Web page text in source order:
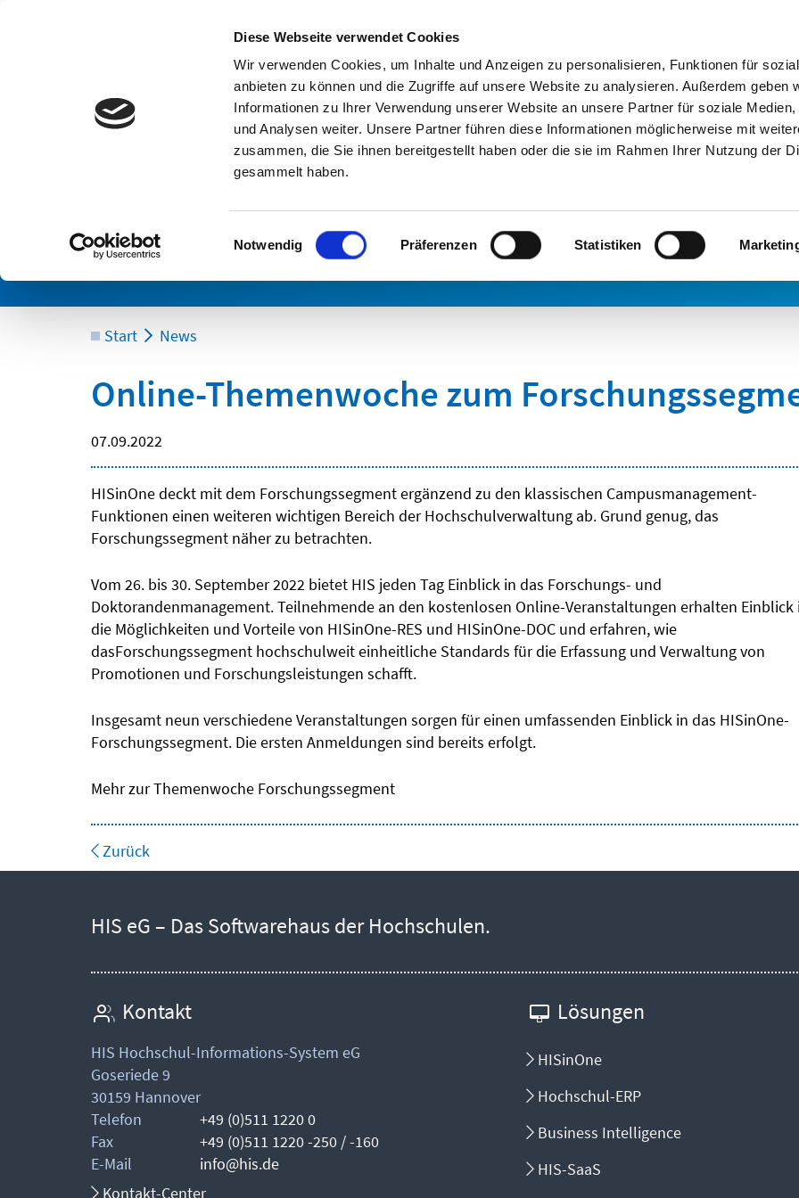
Diese Webseite verwendet Cookies
Wir verwenden Cookies, um Inhalte und Anzeigen zu personalisieren, Funktionen für
anbieten zu können und die Zugriffe auf unsere Website zu analysieren. Außerdem geben
Informationen zu Ihrer Verwendung unserer Website an unsere Partner für soziale Medien,
und Analysen weiter. Unsere Partner führen diese Informationen möglicherweise mit
zusammen, die Sie ihnen bereitgestellt haben oder die sie im Rahmen Ihrer Nutzung der
gesammelt haben.
Einwilligungsauswahl
Notwendig Präferenzen Statistiken
Lösungen News Events & Schulungen
Aktuelles
Bleiben Sie auf dem Laufenden und erfahren Sie alle News über das Softwarehaus der
Release über unsere Veranstaltungen bis hin zu aktuellen Zertifizierungen oder
Start News
Online-Themenwoche zum
07.09.2022
HISinOne deckt mit dem Forschungssegment ergänzend zu den klassischen Campusmanagement-
Funktionen einen weiteren wichtigen Bereich der Hochschulverwaltung ab. Grund genug, das
Forschungssegment näher zu betrachten.
Vom 26. bis 30. September 2022 bietet HIS jeden Tag Einblick in das Forschungs- und
Doktorandenmanagement. Teilnehmende an den kostenlosen Online-Veranstaltungen erhalten Einblick
die Möglichkeiten und Vorteile von HISinOne-RES und HISinOne-DOC und erfahren, wie
dasForschungssegment hochschulweit einheitliche Standards für die Erfassung und Verwaltung von
Promotionen und Forschungsleistungen schafft.
Insgesamt neun verschiedene Veranstaltungen sorgen für einen umfassenden Einblick in das HISinOne-
Forschungssegment. Die ersten Anmeldungen sind bereits erfolgt.
Mehr zur Themenwoche Forschungssegment
Zurück
HIS eG – Das Softwarehaus der Hochschulen.
Kontakt
HIS Hochschul-Informations-System eG
Goseriede 9
30159 Hannover
Telefon
+49 (0)511 1220 0
Fax
+49 (0)511 1220 -250 / -160
E-Mail
info@his.de
Kontakt-Center
Lösungen
HISinOne
Hochschul-ERP
Business Intelligence
HIS-SaaS